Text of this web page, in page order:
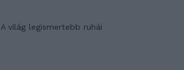
A világ legismertebb ruhái